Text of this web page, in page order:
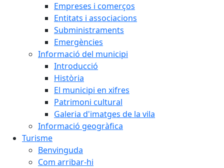
Empreses i comerços
Entitats i associacions
Subministraments
Emergències
Informació del municipi
Introducció
Història
El municipi en xifres
Patrimoni cultural
Galeria d'imatges de la vila
Informació geogràfica
Turisme
Benvinguda
Com arribar-hi